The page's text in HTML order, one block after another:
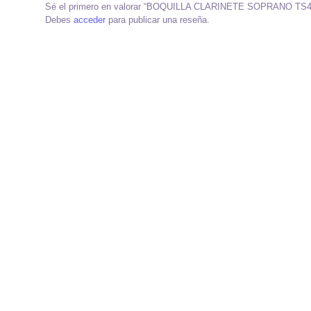
Sé el primero en valorar “BOQUILLA CLARINETE SOPRANO
Debes acceder para publicar una reseña.